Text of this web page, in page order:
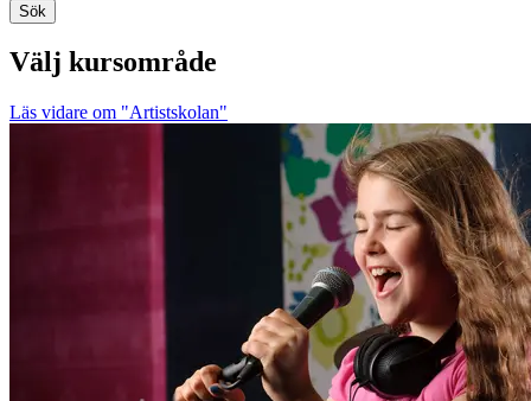
Sök
Välj kursområde
Läs vidare om "Artistskolan"